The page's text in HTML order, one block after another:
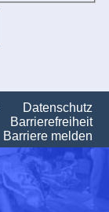
Datenschutz
Barrierefreiheit
Barriere melden